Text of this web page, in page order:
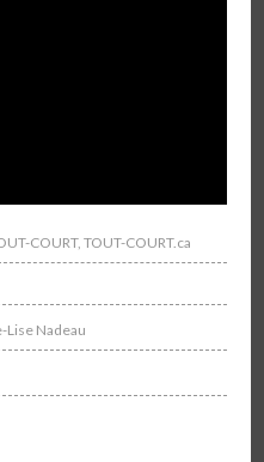
COURT, TOUT-COURT.ca
Lise Nadeau